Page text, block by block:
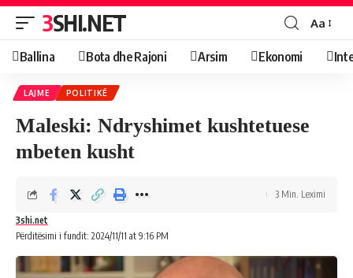
3SHI.NET Aa
Ballina Bota dhe Rajoni Arsim Ekonomi
LAJME POLITIKË
Maleski: Ndryshimet kushtetuese
mbeten kusht
Përditësimi i fundit: 2024/11/11 at 9:16 PM
3shi.net
3 Min. Leximi